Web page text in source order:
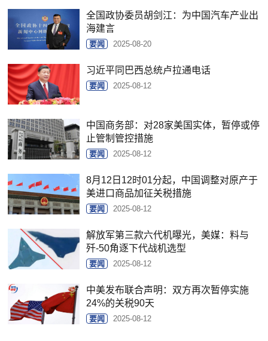
全国政协委员胡剑江：为中国汽车产业出
海建言
要闻 2025-08-20
习近平同巴西总统卢拉通电话
要闻 2025-08-12
中国商务部：对28家美国实体，暂停或停
止管制管控措施
要闻 2025-08-12
8月12日12时01分起，中国调整对原产于
美进口商品加征关税措施
要闻 2025-08-12
解放军第三款六代机曝光，美媒：料与
歼-50角逐下代战机选型
要闻 2025-08-12
中美发布联合声明：双方再次暂停实施
24%的关税90天
要闻 2025-08-12